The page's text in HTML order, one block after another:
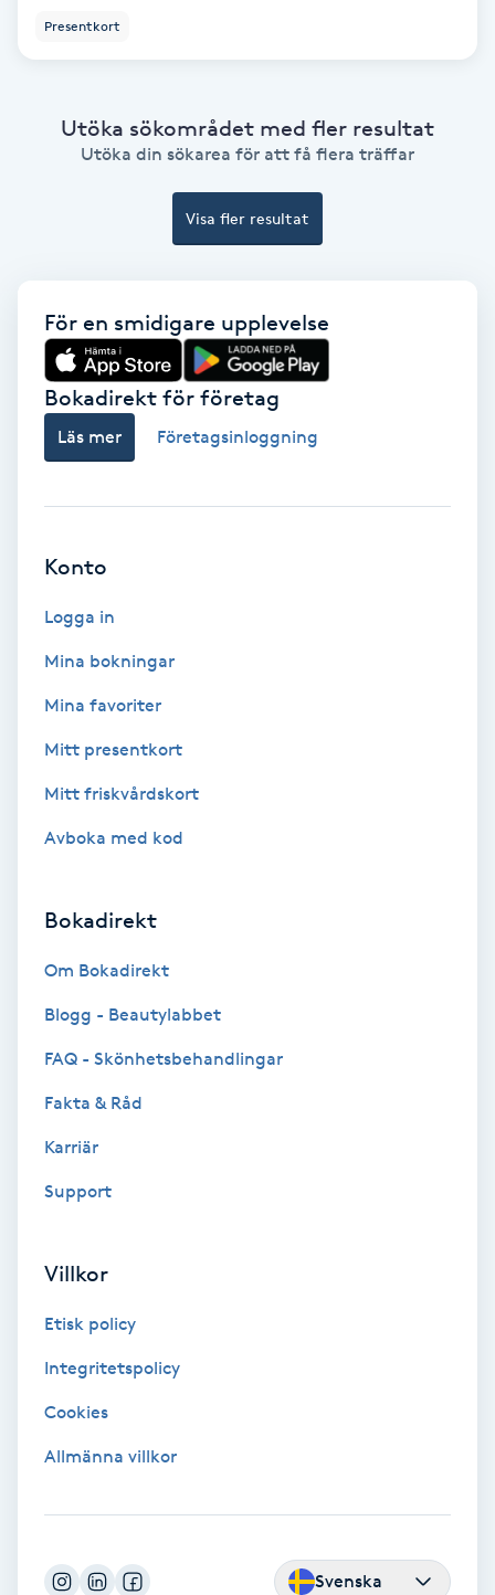
Kärlbehandling
LPG-behandling
Lymfmassage
Läpptatuering
Makeup
Medicinsk massage
Meditation
Megavolymfransar
Mesoterapi
MicroPen
Nagelförlängning
Presentkort
Utöka sökområdet med fler resultat
Utöka din sökarea för att få flera träffar
Visa fler resultat
För en smidigare upplevelse
Bokadirekt för företag
Läs mer Företagsinloggning
Konto
Logga in
Mina bokningar
Mina favoriter
Mitt presentkort
Mitt friskvårdskort
Avboka med kod
Bokadirekt
Om Bokadirekt
Blogg - Beautylabbet
FAQ - Skönhetsbehandlingar
Fakta & Råd
Karriär
Support
Villkor
Etisk policy
Integritetspolicy
Cookies
Allmänna villkor
Svenska